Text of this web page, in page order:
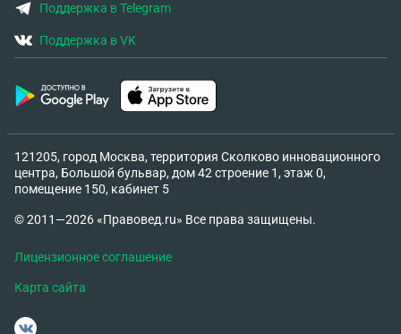
Поддержка в Telegram
Поддержка в VK
121205, город Москва, территория Сколково инновационного
центра, Большой бульвар, дом 42 строение 1, этаж 0,
помещение 150, кабинет 5
© 2011—2026 «Правовед.ru» Все права защищены.
Лицензионное соглашение
Карта сайта